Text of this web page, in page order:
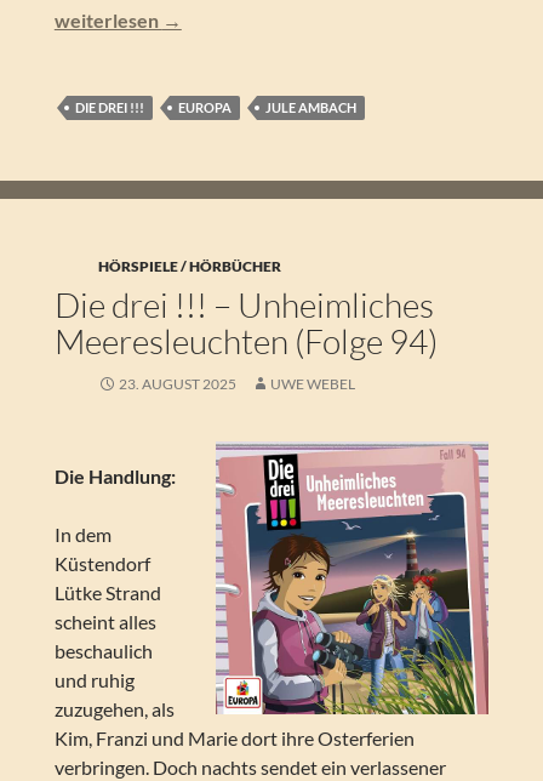
Die drei !!! – Influencerin in Not (Folge 98)
weiterlesen →
DIE DREI !!! EUROPA JULE AMBACH
HÖRSPIELE / HÖRBÜCHER
Die drei !!! – Unheimliches
Meeresleuchten (Folge 94)
23. AUGUST 2025 UWE WEBEL
Die Handlung:
In dem
Küstendorf
Lütke Strand
scheint alles
beschaulich
und ruhig
zuzugehen, als
Kim, Franzi und Marie dort ihre Osterferien
verbringen. Doch nachts sendet ein verlassener